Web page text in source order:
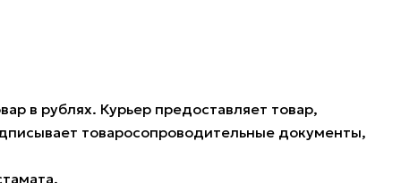
в рублях. Курьер предоставляет товар,
товаросопроводительные документы,